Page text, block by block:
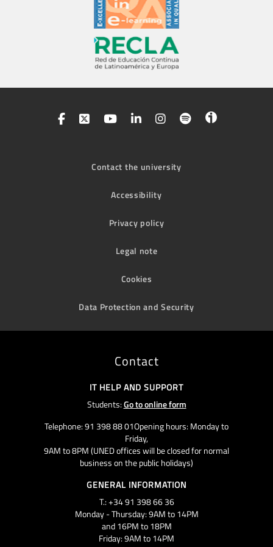
Contact the university
Accessibility
Privacy policy
Legal note
Cookies
Data Protection and Security
Contact
IT HELP AND SUPPORT
Students:Go to online form
Telephone: 91 398 88 01Opening hours: Monday to
Friday,
9AM to 8PM (UNED offices will be closed for normal
business on the public holidays)
GENERAL INFORMATION
T.: +34 91 398 66 36
Monday - Thursday: 9AM to 14PM
and 16PM to 18PM
Friday: 9AM to 14PM